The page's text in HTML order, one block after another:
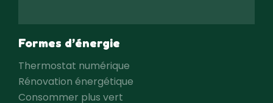
Formes d’énergie
Thermostat numérique
Rénovation énergétique
Consommer plus vert